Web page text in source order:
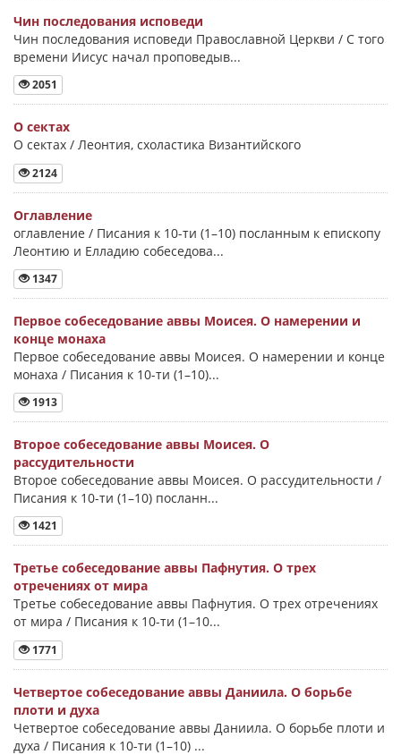
Чин последования исповеди
Чин последования исповеди Православной Церкви / С того
времени Иисус начал проповедыв...
2051
О сектах
О сектах / Леонтия, схоластика Византийского
2124
Оглавление
оглавление / Писания к 10-ти (1–10) посланным к епископу
Леонтию и Елладию собеседова...
1347
Первое собеседование аввы Моисея. О намерении и
конце монаха
Первое собеседование аввы Моисея. О намерении и конце
монаха / Писания к 10-ти (1–10)...
1913
Второе собеседование аввы Моисея. О
рассудительности
Второе собеседование аввы Моисея. О рассудительности /
Писания к 10-ти (1–10) посланн...
1421
Третье собеседование аввы Пафнутия. О трех
отречениях от мира
Третье собеседование аввы Пафнутия. О трех отречениях
от мира / Писания к 10-ти (1–10...
1771
Четвертое собеседование аввы Даниила. О борьбе
плоти и духа
Четвертое собеседование аввы Даниила. О борьбе плоти и
духа / Писания к 10-ти (1–10) ...